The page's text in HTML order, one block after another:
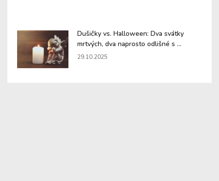
Dušičky vs. Halloween: Dva svátky
mrtvých, dva naprosto odlišné s ...
29.10.2025